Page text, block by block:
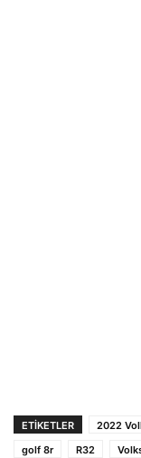
ETIKETLER 2022
golf 8r
R32